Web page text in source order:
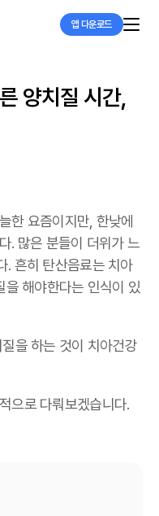
앱 다운로드
양치질 시간,
한 요즘이지만, 한낮에
. 많은 분들이 더위가 느
. 흔히 탄산음료는 치아
해야한다는 인식이 있
을 하는 것이 치아건강
으로 다뤄보겠습니다.